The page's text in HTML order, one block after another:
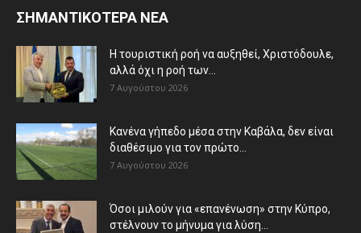
ΣΗΜΑΝΤΙΚΟΤΕΡΑ ΝΕΑ
Η τουριστική ροή να αυξηθεί, Χριστόδουλε,
αλλά όχι η ροή των...
7 Αυγούστου 2026
Κανένα γήπεδο μέσα στην Καβάλα, δεν είναι
διαθέσιμο για τον πρώτο...
7 Αυγούστου 2026
Όσοι μιλούν για «επανένωση» στην Κύπρο,
στέλνουν το μήνυμα για λύση...